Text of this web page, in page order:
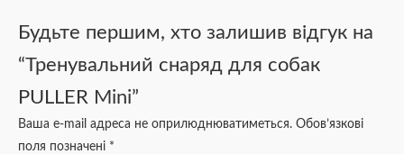
Будьте першим, хто залишив відгук на
“Тренувальний снаряд для собак
PULLER Мini”
Ваша e-mail адреса не оприлюднюватиметься. Обов’язкові
поля позначені *